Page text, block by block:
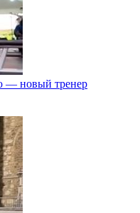
— новый тренер